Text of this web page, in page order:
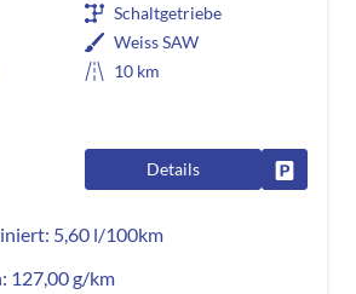
Schaltgetriebe
Weiss SAW
10 km
Details
5,60 l/100km
127,00 g/km